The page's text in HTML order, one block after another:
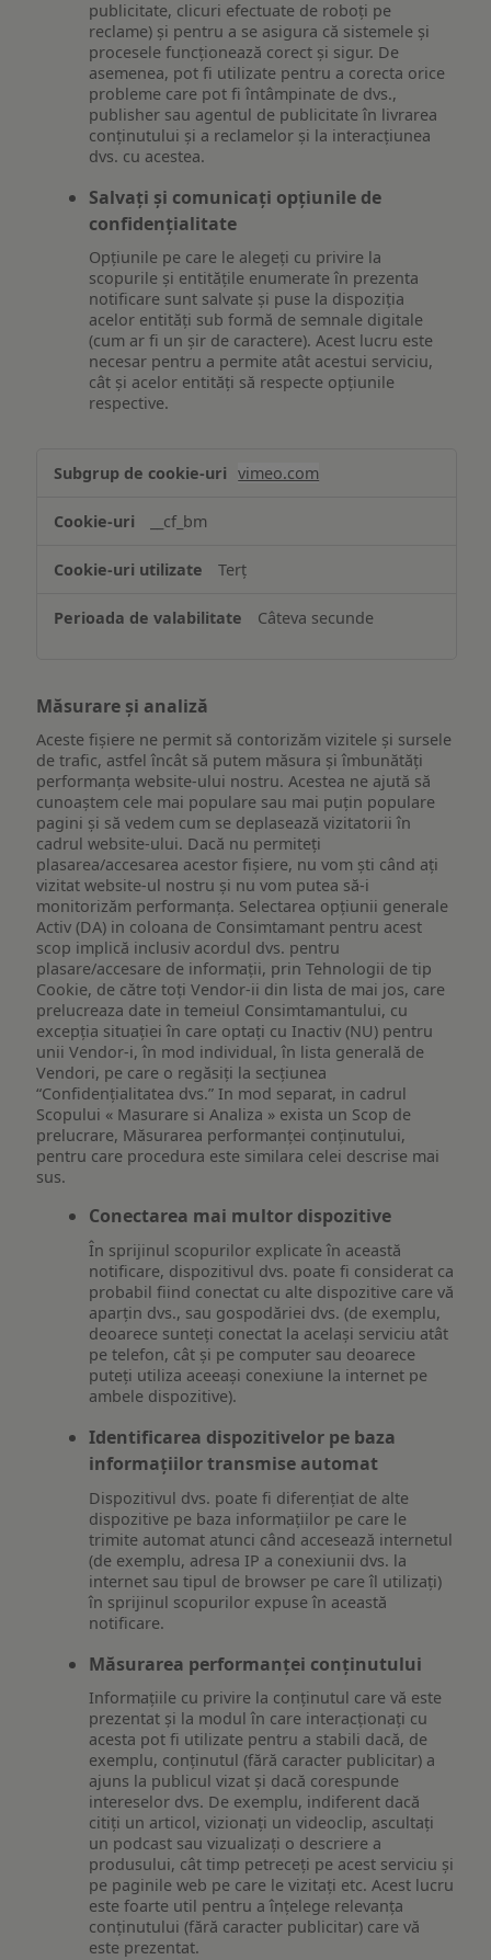
publicitate, clicuri efectuate de roboți pe
reclame) și pentru a se asigura că sistemele și
procesele funcționează corect și sigur. De
asemenea, pot fi utilizate pentru a corecta orice
probleme care pot fi întâmpinate de dvs.,
publisher sau agentul de publicitate în livrarea
conținutului și a reclamelor și la interacțiunea
dvs. cu acestea.
Salvați și comunicați opțiunile de
confidențialitate
Opțiunile pe care le alegeți cu privire la
scopurile și entitățile enumerate în prezenta
notificare sunt salvate și puse la dispoziția
acelor entități sub formă de semnale digitale
(cum ar fi un șir de caractere). Acest lucru este
necesar pentru a permite atât acestui serviciu,
cât și acelor entități să respecte opțiunile
respective.
Asigurarea
funcționalităților
website-
ului
vimeo.com
__cf_bm
Terț
Câteva secunde
Măsurare și analiză
Aceste fișiere ne permit să contorizăm vizitele și sursele
de trafic, astfel încât să putem măsura și îmbunătăți
performanța website-ului nostru. Acestea ne ajută să
cunoaștem cele mai populare sau mai puțin populare
pagini și să vedem cum se deplasează vizitatorii în
cadrul website-ului. Dacă nu permiteți
plasarea/accesarea acestor fișiere, nu vom ști când ați
vizitat website-ul nostru și nu vom putea să-i
monitorizăm performanța. Selectarea opțiunii generale
Activ (DA) in coloana de Consimtamant pentru acest
scop implică inclusiv acordul dvs. pentru
plasare/accesare de informații, prin Tehnologii de tip
Cookie, de către toți Vendor-ii din lista de mai jos, care
prelucreaza date in temeiul Consimtamantului, cu
excepția situației în care optați cu Inactiv (NU) pentru
unii Vendor-i, în mod individual, în lista generală de
Vendori, pe care o regăsiți la secțiunea
“Confidențialitatea dvs.” In mod separat, in cadrul
Scopului « Masurare si Analiza » exista un Scop de
prelucrare, Măsurarea performanței conținutului,
pentru care procedura este similara celei descrise mai
sus.
Conectarea mai multor dispozitive
În sprijinul scopurilor explicate în această
notificare, dispozitivul dvs. poate fi considerat ca
probabil fiind conectat cu alte dispozitive care vă
aparțin dvs., sau gospodăriei dvs. (de exemplu,
deoarece sunteți conectat la același serviciu atât
pe telefon, cât și pe computer sau deoarece
puteți utiliza aceeași conexiune la internet pe
ambele dispozitive).
Identificarea dispozitivelor pe baza
informațiilor transmise automat
Dispozitivul dvs. poate fi diferențiat de alte
dispozitive pe baza informațiilor pe care le
trimite automat atunci când accesează internetul
(de exemplu, adresa IP a conexiunii dvs. la
internet sau tipul de browser pe care îl utilizați)
în sprijinul scopurilor expuse în această
notificare.
Măsurarea performanței conținutului
Informațiile cu privire la conținutul care vă este
prezentat și la modul în care interacționați cu
acesta pot fi utilizate pentru a stabili dacă, de
exemplu, conținutul (fără caracter publicitar) a
ajuns la publicul vizat și dacă corespunde
intereselor dvs. De exemplu, indiferent dacă
citiți un articol, vizionați un videoclip, ascultați
un podcast sau vizualizați o descriere a
produsului, cât timp petreceți pe acest serviciu și
pe paginile web pe care le vizitați etc. Acest lucru
este foarte util pentru a înțelege relevanța
conținutului (fără caracter publicitar) care vă
este prezentat.